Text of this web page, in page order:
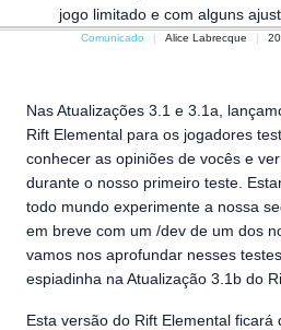
jogo limitado e com alguns
Comunicado Alice Labrecque
Nas Atualizações 3.1 e 3.1a,
Rift Elemental para os jogadores
conhecer as opiniões de vocês e
durante o nosso primeiro teste.
todo mundo experimente a nossa
em breve com um /dev de um dos
vamos nos aprofundar nesses
espiadinha na Atualização 3.1b do
Esta versão do Rift Elemental